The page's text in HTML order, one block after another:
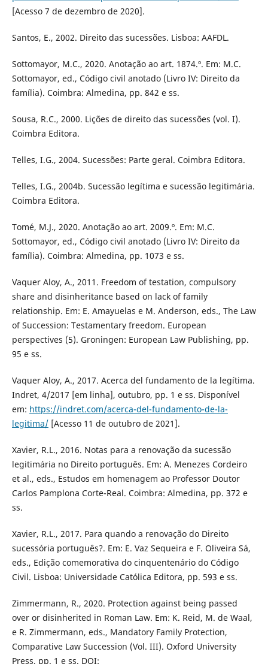
[Acesso 7 de dezembro de 2020].
Santos, E., 2002. Direito das sucessões. Lisboa: AAFDL.
Sottomayor, M.C., 2020. Anotação ao art. 1874.º. Em: M.C.
Sottomayor, ed., Código civil anotado (Livro IV: Direito da
família). Coimbra: Almedina, pp. 842 e ss.
Sousa, R.C., 2000. Lições de direito das sucessões (vol. I).
Coimbra Editora.
Telles, I.G., 2004. Sucessões: Parte geral. Coimbra Editora.
Telles, I.G., 2004b. Sucessão legítima e sucessão legitimária.
Coimbra Editora.
Tomé, M.J., 2020. Anotação ao art. 2009.º. Em: M.C.
Sottomayor, ed., Código civil anotado (Livro IV: Direito da
família). Coimbra: Almedina, pp. 1073 e ss.
Vaquer Aloy, A., 2011. Freedom of testation, compulsory
share and disinheritance based on lack of family
relationship. Em: E. Amayuelas e M. Anderson, eds., The Law
of Succession: Testamentary freedom. European
perspectives (5). Groningen: European Law Publishing, pp.
95 e ss.
Vaquer Aloy, A., 2017. Acerca del fundamento de la legítima.
Indret, 4/2017 [em linha], outubro, pp. 1 e ss. Disponível
em: https://indret.com/acerca-del-fundamento-de-la-
legitima/[Acesso 11 de outubro de 2021].
Xavier, R.L., 2016. Notas para a renovação da sucessão
legitimária no Direito português. Em: A. Menezes Cordeiro
et al., eds., Estudos em homenagem ao Professor Doutor
Carlos Pamplona Corte-Real. Coimbra: Almedina, pp. 372 e
ss.
Xavier, R.L., 2017. Para quando a renovação do Direito
sucessória português?. Em: E. Vaz Sequeira e F. Oliveira Sá,
eds., Edição comemorativa do cinquentenário do Código
Civil. Lisboa: Universidade Católica Editora, pp. 593 e ss.
Zimmermann, R., 2020. Protection against being passed
over or disinherited in Roman Law. Em: K. Reid, M. de Waal,
e R. Zimmermann, eds., Mandatory Family Protection,
Comparative Law Succession (Vol. III). Oxford University
Press, pp. 1 e ss. DOI: